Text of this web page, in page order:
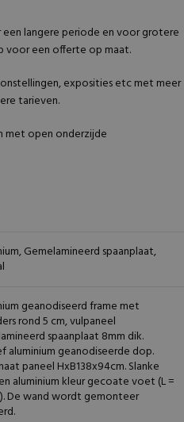
langere periode en voor grotere
voor een offerte op maat.
exposities etc met meer
tarieven.
met open onderzijde
,Gemelamineerd spaanplaat,
geanodiseerd frame met
rond 5 cm, vulpaneel
spaanplaat 8mm dik.
aluminium geanodiseerde dop.
paneel HxB138x94cm. Slanke
aluminium kleur gecoate voet (L =
De wand wordt gemonteer